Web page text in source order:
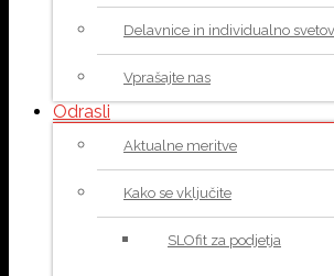
Delavnice in individualno
Vprašajte nas
Odrasli
Aktualne meritve
Kako se vključite
SLOfit za podjetja